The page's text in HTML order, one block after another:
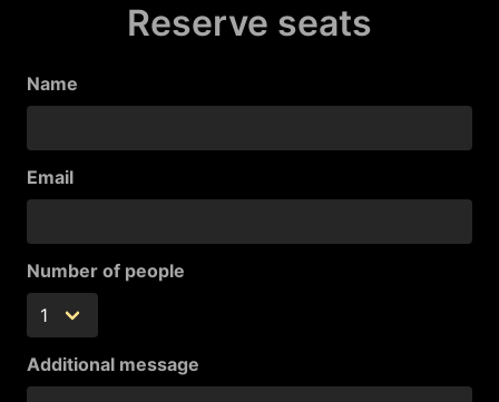
Reserve seats
Name
Email
Number of people
Additional message